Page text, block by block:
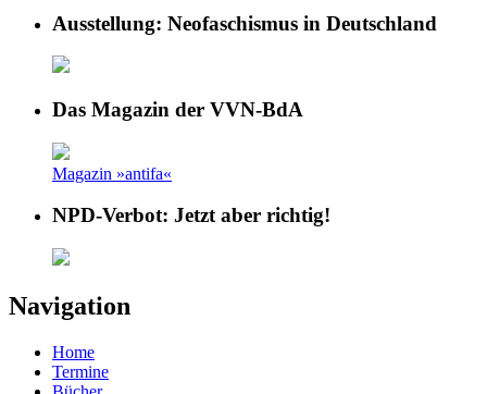
Ausstellung: Neofaschismus in Deutschland
Das Magazin der VVN-BdA
Magazin »antifa«
NPD-Verbot: Jetzt aber richtig!
Navigation
Home
Termine